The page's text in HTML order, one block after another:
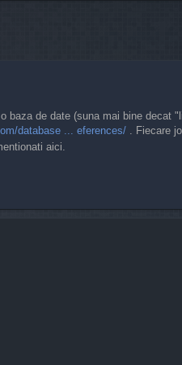
baza de date (suna mai bine decat
database ... eferences/ . Fiecare
aici.